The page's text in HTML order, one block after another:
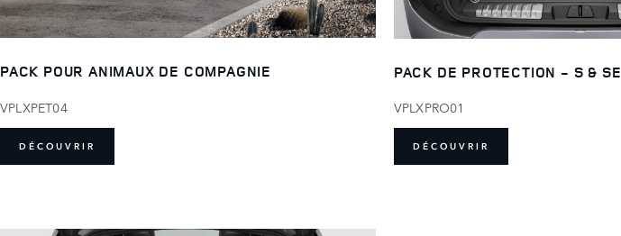
PACK POUR ANIMAUX DE COMPAGNIE
VPLXPET04
DÉCOUVRIR
PACK DE PROTECTION - S & SE
VPLXPRO01
DÉCOUVRIR